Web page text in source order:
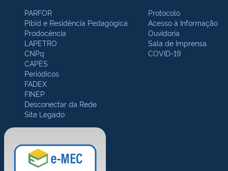
PARFOR
Pibid e Residência Pedagógica
Prodocência
LAPETRO
CNPq
CAPES
Periódicos
FADEX
FINEP
Desconectar da Rede
Site Legado
Protocolo
Acesso à Informação
Ouvidoria
Sala de Imprensa
COVID-19